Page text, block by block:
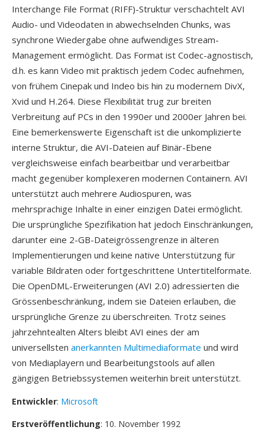
Interchange File Format (RIFF)-Struktur verschachtelt AVI
Audio- und Videodaten in abwechselnden Chunks, was
synchrone Wiedergabe ohne aufwendiges Stream-
Management ermöglicht. Das Format ist Codec-agnostisch,
d.h. es kann Video mit praktisch jedem Codec aufnehmen,
von frühem Cinepak und Indeo bis hin zu modernem DivX,
Xvid und H.264. Diese Flexibilität trug zur breiten
Verbreitung auf PCs in den 1990er und 2000er Jahren bei.
Eine bemerkenswerte Eigenschaft ist die unkomplizierte
interne Struktur, die AVI-Dateien auf Binär-Ebene
vergleichsweise einfach bearbeitbar und verarbeitbar
macht gegenüber komplexeren modernen Containern. AVI
unterstützt auch mehrere Audiospuren, was
mehrsprachige Inhalte in einer einzigen Datei ermöglicht.
Die ursprüngliche Spezifikation hat jedoch Einschränkungen,
darunter eine 2-GB-Dateigrössengrenze in älteren
Implementierungen und keine native Unterstützung für
variable Bildraten oder fortgeschrittene Untertitelformate.
Die OpenDML-Erweiterungen (AVI 2.0) adressierten die
Grössenbeschränkung, indem sie Dateien erlauben, die
ursprüngliche Grenze zu überschreiten. Trotz seines
jahrzehntealten Alters bleibt AVI eines der am
universellsten anerkannten Multimediaformate und wird
von Mediaplayern und Bearbeitungstools auf allen
gängigen Betriebssystemen weiterhin breit unterstützt.
Entwickler: Microsoft
Erstveröffentlichung: 10. November 1992